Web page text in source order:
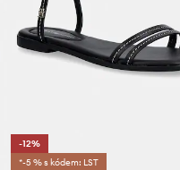
-12%
*-5 % s kódem: LST